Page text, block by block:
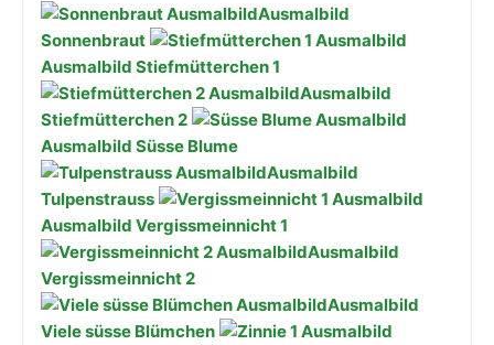
Ausmalbild
Sonnenbraut
Ausmalbild Stiefmütterchen 1
Ausmalbild
Stiefmütterchen 2
Ausmalbild Süsse Blume
Ausmalbild
Tulpenstrauss
Ausmalbild Vergissmeinnicht 1
Ausmalbild
Vergissmeinnicht 2
Ausmalbild
Viele süsse Blümchen